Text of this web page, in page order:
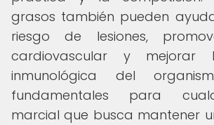
grasos también pueden
riesgo de lesiones,
cardiovascular y mejorar
inmunológica del
fundamentales para
marcial que busca mantener